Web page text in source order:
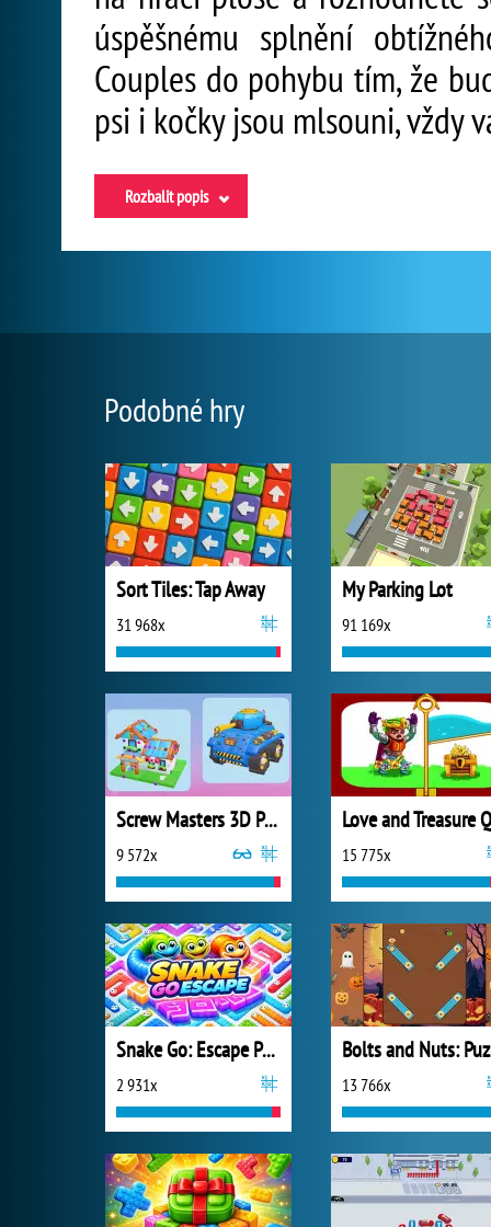
úspěšnému splnění
Couples do pohybu tím, že
psi i kočky jsou mlsouni, vždy
Rozbalit popis
Podobné hry
Sort Tiles: Tap Away
31 968x
My Parking Lot
91 169x
Screw Masters 3D Puzzle
9 572x 15 775x
Snake Go: Escape Puzzle
2 931x 13 766x